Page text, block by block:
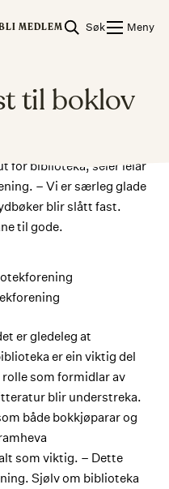
BLI MEDLEM Søk Meny
til boklov
for biblioteka, seier leiar
– Vi er særleg glade
blir slått fast.
til gode.
er gledeleg at
er ein viktig del
som formidlar av
blir understreka.
både bokkjøparar og
som viktig. – Dette
Sjølv om biblioteka